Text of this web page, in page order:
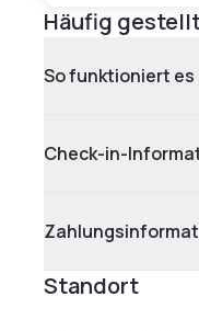
Häufig
So funktioniert es
Check-in-
Standort